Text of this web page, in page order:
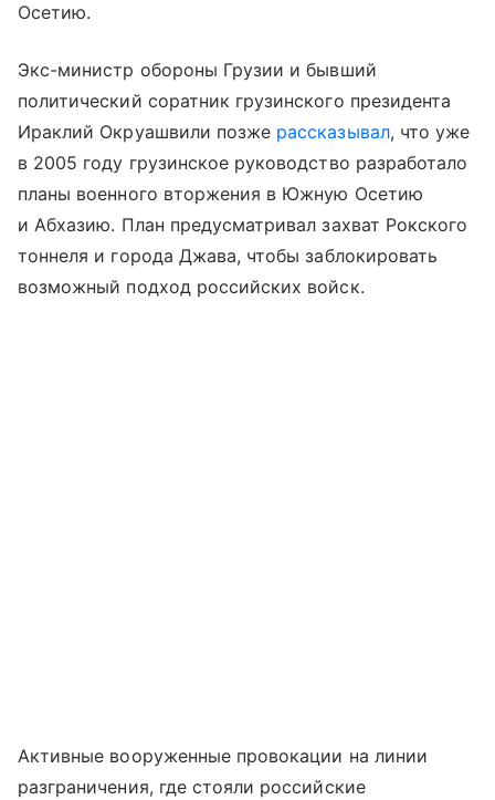
Осетию.
Экс-министр обороны Грузии и бывший
политический соратник грузинского президента
Ираклий Окруашвили позже рассказывал, что уже
в 2005 году грузинское руководство разработало
планы военного вторжения в Южную Осетию
и Абхазию. План предусматривал захват Рокского
тоннеля и города Джава, чтобы заблокировать
возможный подход российских войск.
Активные вооруженные провокации на линии
разграничения, где стояли российские